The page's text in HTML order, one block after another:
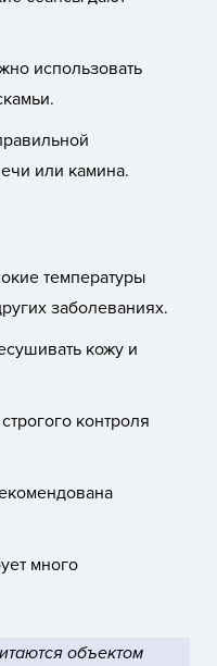
использовать
или камина.
температуры
заболеваниях.
кожу и
контроля
много
объектом